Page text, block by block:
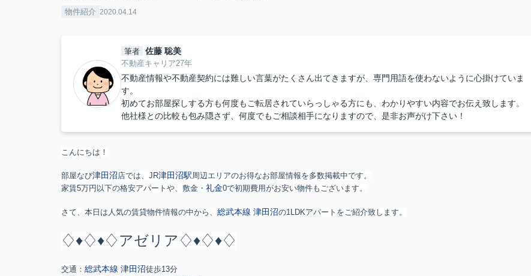
物件紹介 2020.04.14
筆者 佐藤 聡美
不動産キャリア27年
不動産情報や不動産契約には難しい言葉がたくさん出てきますが、専門用語を使わないように心掛けていま
す。
初めてお部屋探しする方も何度もご転居されていらっしゃる方にも、わかりやすい内容でお伝え致します。
他社様との比較も包み隠さず、何度でもご相談相手になりますので、是非お声がけ下さい！
こんにちは！
部屋なび津田沼店では、JR津田沼駅周辺エリアのお得なお部屋情報を多数掲載中です。
家賃5万円以下の格安アパートや、敷金・ 礼金0で初期費用がお安い物件もございます。
さて、本日は人気の賃貸物件情報の中から、 総武本線 津田沼の1LDKアパートをご紹介致します。
♢♦♢♦♢アゼリア♢♦♢♦♢
交通： 総武本線 津田沼徒歩13分